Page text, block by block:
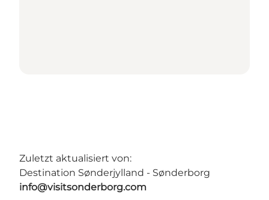
Zuletzt aktualisiert von:
Destination Sønderjylland - Sønderborg
info@visitsonderborg.com